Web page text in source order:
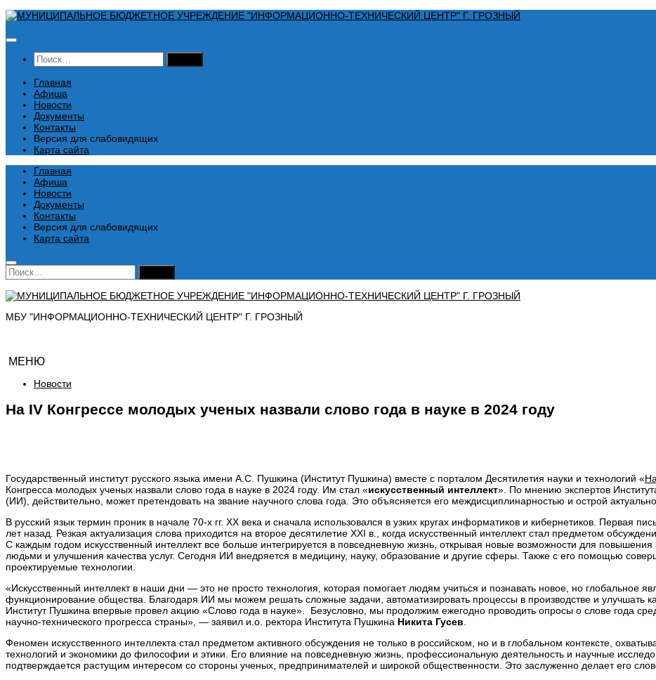
Перейти
содержимому
Найти:
Главная
Афиша
Новости
Документы
Контакты
Версия для слабовидящих
Карта сайта
Главная
Афиша
Новости
Документы
Контакты
Версия для слабовидящих
Карта сайта
Найти:
МБУ "ИНФОРМАЦИОННО-ТЕХНИЧЕСКИЙ ЦЕНТР" Г. ГРОЗНЫЙ
МЕНЮ
Новости
На IV Конгрессе молодых ученых назвали слово года в науке в 2024 году
Государственный институт русского языка имени А.С. Пушкина (Институт Пушкина) вместе с порталом Десятилетия науки и технологий «
Конгресса молодых ученых назвали слово года в науке в 2024 году. Им стал «искусственный интеллект». По мнению экспертов
(ИИ), действительно, может претендовать на звание научного слова года. Это объясняется его междисциплинарностью и острой
В русский язык термин проник в начале 70-х гг. XX века и сначала использовался в узких кругах информатиков и кибернетиков. Первая
лет назад. Резкая актуализация слова приходится на второе десятилетие XXI в., когда искусственный интеллект стал предметом
С каждым годом искусственный интеллект все больше интегрируется в повседневную жизнь, открывая новые возможности для
людьми и улучшения качества услуг. Сегодня ИИ внедряется в медицину, науку, образование и другие сферы. Также с его помощью
проектируемые технологии.
«Искусственный интеллект в наши дни — это не просто технология, которая помогает людям учиться и познавать новое, но глобальное
функционирование общества. Благодаря ИИ мы можем решать сложные задачи, автоматизировать процессы в производстве и улучшать
Институт Пушкина впервые провел акцию «Слово года в науке». Безусловно, мы продолжим ежегодно проводить опросы о слове года
научно-технического прогресса страны», — заявил и.о. ректора Института Пушкина Никита Гусев.
Феномен искусственного интеллекта стал предметом активного обсуждения не только в российском, но и в глобальном контексте,
технологий и экономики до философии и этики. Его влияние на повседневную жизнь, профессиональную деятельность и научные
подтверждается растущим интересом со стороны ученых, предпринимателей и широкой общественности. Это заслуженно делает его